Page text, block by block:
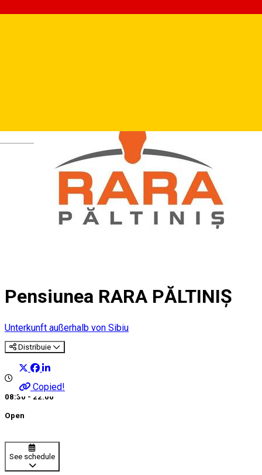
Pensiunea RARA PĂLTINIȘ
Unterkunft außerhalb von Sibiu
Distribuie
Copied!
08:30 - 22:00
Open
See schedule